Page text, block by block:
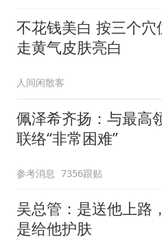
不花钱美白 按三个穴
走黄气皮肤亮白
人间闲散客
佩泽希齐扬：与最高
联络“非常困难”
参考消息 7356跟贴
吴总管：是送他上路
是给他护肤